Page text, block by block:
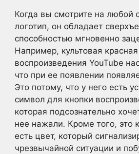
Когда вы смотрите на любой
логотип, он обладает
способностью мгновенно
Например, культовая
воспроизведения YouTube
что при ее появлении
Это потому, что у него есть
символ для кнопки
которая подсознательно
нее нажали. Кроме того, это
есть цвет, который
чрезвычайной ситуации и